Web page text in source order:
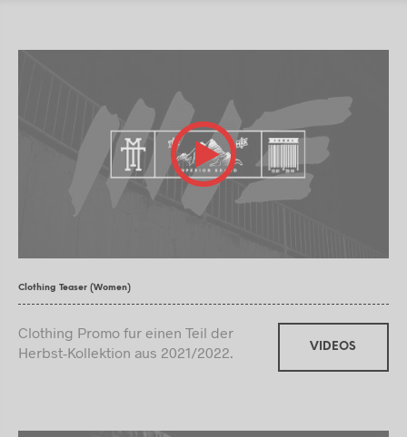
Clothing Teaser (Women)
Clothing Promo fur einen Teil der
Herbst-Kollektion aus 2021/2022.
VIDEOS